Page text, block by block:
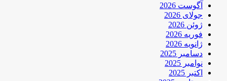
آگوست 2026
جولای 2026
ژوئن 2026
فوریه 2026
ژانویه 2026
دسامبر 2025
نوامبر 2025
اکتبر 2025